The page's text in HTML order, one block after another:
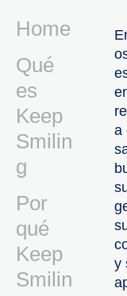
Home
Qué
es
Keep
Smilin
g
Por
qué
Keep
Smilin
a
y